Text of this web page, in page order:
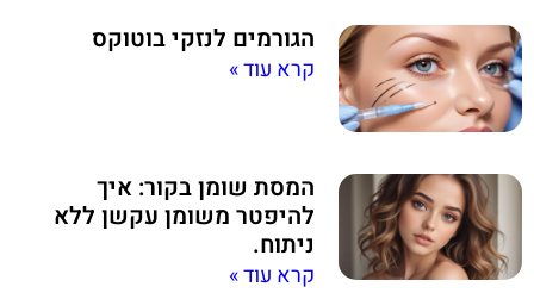
הגורמים לנזקי בוטוקס
קרא עוד »
המסת שומן בקור: איך
להיפטר משומן עקשן ללא
ניתוח.
קרא עוד »